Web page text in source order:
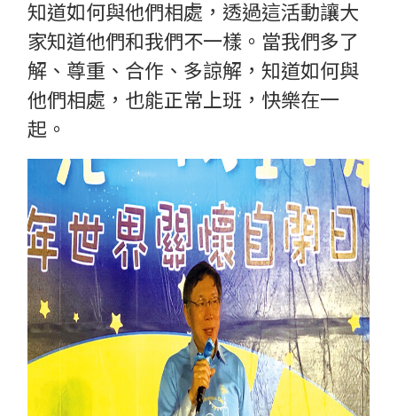
知道如何與他們相處，透過這活動讓大
家知道他們和我們不一樣。當我們多了
解、尊重、合作、多諒解，知道如何與
他們相處，也能正常上班，快樂在一
起。